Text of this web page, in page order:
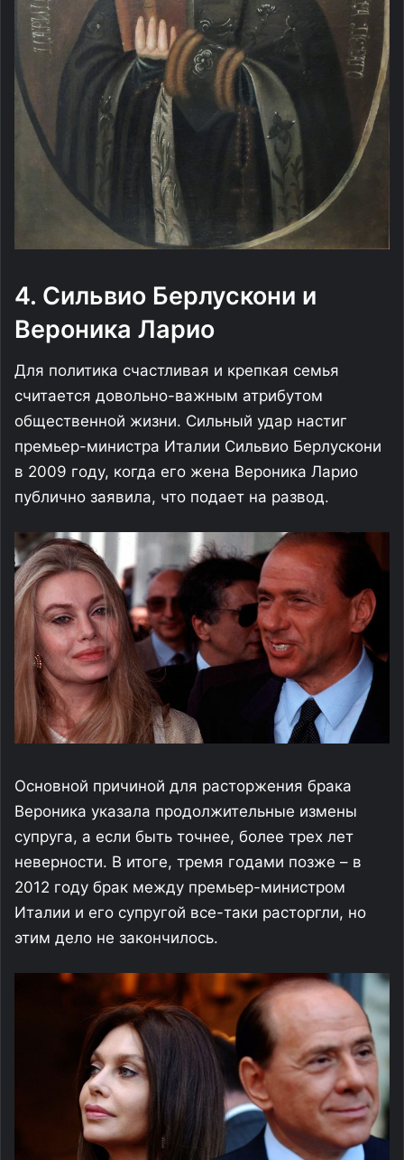
4. Сильвио Берлускони и
Вероника Ларио
Для политика счастливая и крепкая семья
считается довольно-важным атрибутом
общественной жизни. Сильный удар настиг
премьер-министра Италии Сильвио Берлускони
в 2009 году, когда его жена Вероника Ларио
публично заявила, что подает на развод.
Основной причиной для расторжения брака
Вероника указала продолжительные измены
супруга, а если быть точнее, более трех лет
неверности. В итоге, тремя годами позже – в
2012 году брак между премьер-министром
Италии и его супругой все-таки расторгли, но
этим дело не закончилось.